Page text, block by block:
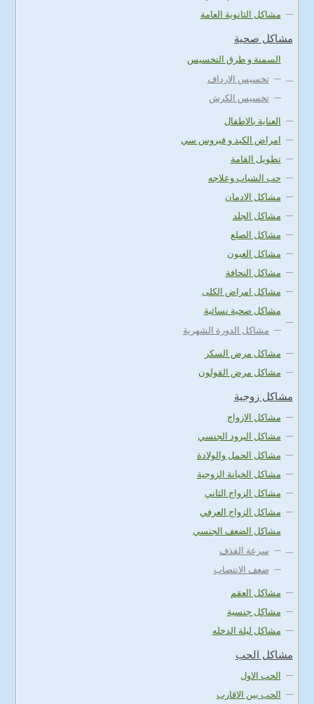
مشاكل الثانوية العامة
مشاكل صحية
السمنة و طرق التخسيس
تخسيس الارداف
تخسيس الكرش
العناية بالاطفال
امراض الكبد و فيروس سي
تطويل القامة
حب الشباب وعلاجه
مشاكل الادمان
مشاكل الجلد
مشاكل الصلع
مشاكل العيون
مشاكل النحافة
مشاكل امراض الكلى
مشاكل صحية نسائية
مشاكل الدورة الشهرية
مشاكل مرض السكر
مشاكل مرض القولون
مشاكل زوجية
مشاكل الازواج
مشاكل البرود الجنسي
مشاكل الحمل والولادة
مشاكل الخيانة الزوجية
مشاكل الزواج الثاني
مشاكل الزواج العرفي
مشاكل الضعف الجنسي
سرعة القذف
ضعف الانتصاب
مشاكل العقم
مشاكل جنسية
مشاكل ليلة الدخله
مشاكل الحب
الحب الاول
الحب بين الاقارب